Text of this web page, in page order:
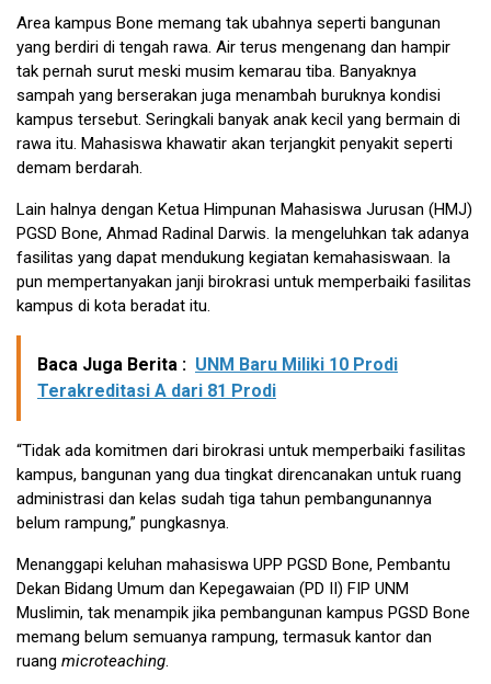
Area kampus Bone memang tak ubahnya seperti bangunan
yang berdiri di tengah rawa. Air terus mengenang dan hampir
tak pernah surut meski musim kemarau tiba. Banyaknya
sampah yang berser­akan juga menambah buruknya kondisi
kampus tersebut. Seringkali banyak anak kecil yang bermain di
rawa itu. Mahasiswa khawatir akan terjangkit penyakit seperti
demam berdarah.
Lain halnya dengan Ketua Him­punan Mahasiswa Jurusan (HMJ)
PGSD Bone, Ahmad Radinal Dar­wis. Ia mengeluhkan tak adanya
fasilitas yang dapat mendukung kegiatan kemahasiswaan. Ia
pun mempertanyakan janji birokrasi un­tuk memperbaiki fasilitas
kampus di kota beradat itu.
Baca Juga Berita : UNM Baru Miliki 10 Prodi
Terakreditasi A dari 81 Prodi
“Tidak ada komitmen dari bi­rokrasi untuk memperbaiki fasili­tas
kampus, bangunan yang dua tingkat direncanakan untuk ruang
administrasi dan kelas sudah tiga tahun pembangunannya
belum rampung,” pungkasnya.
Menanggapi keluhan mahasiswa UPP PGSD Bone, Pembantu
Dekan Bidang Umum dan Kepegawaian (PD II) FIP UNM
Muslimin, tak menampik jika pembangunan kam­pus PGSD Bone
memang belum semuanya rampung, termasuk kan­tor dan
ruang microteaching.